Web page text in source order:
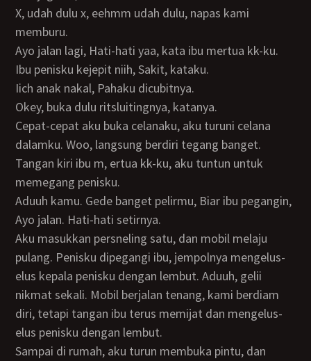
x, udah dulu x, eehmm udah dulu, napas kami
memburu.
Ayo jalan lagi, Hati-hati yaa, kata ibu mertua kk-ku.
ibu penisku kejepit niih, Sakit, kataku.
iich anak nakal, Pahaku dicubitnya.
Okey, buka dulu ritsluitingnya, katanya.
Cepat-cepat aku buka celanaku, aku turuni celana
dalamku. Woo, langsung berdiri tegang banget.
Tangan kiri ibu m, ertua kk-ku, aku tuntun untuk
memegang penisku.
Aduuh kamu. Gede banget pelirmu, Biar ibu pegangin,
Ayo jalan. Hati-hati setirnya.
Aku masukkan persneling satu, dan mobil melaju
pulang. Penisku dipegangi ibu, jempolnya mengelus-
elus kepala penisku dengan lembut. Aduuh, gelii
nikmat sekali. Mobil berjalan tenang, kami berdiam
diri, tetapi tangan ibu terus memijat dan mengelus-
elus penisku dengan lembut.
Sampai di rumah, aku turun membuka pintu, dan